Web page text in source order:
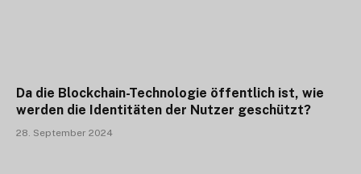
Da die Blockchain-Technologie öffentlich ist, wie
werden die Identitäten der Nutzer geschützt?
28. September 2024